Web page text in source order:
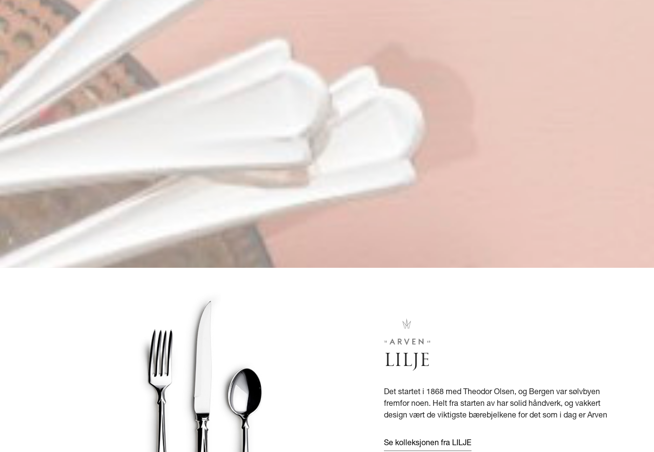
LILJE
Det startet i 1868 med Theodor Olsen, og Bergen var sølvbyen
fremfor noen. Helt fra starten av har solid håndverk, og vakkert
design vært de viktigste bærebjelkene for det som i dag er Arven
Se kolleksjonen fra LILJE